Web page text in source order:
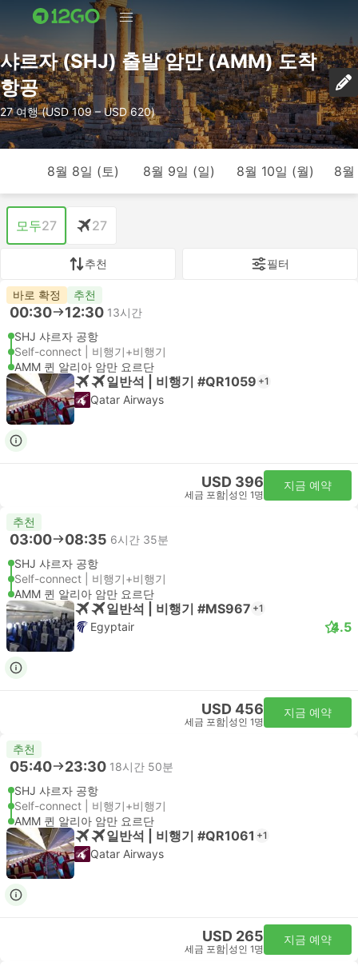
샤르자 (SHJ) 출발 암만 (AMM) 도착
항공
27 여행 (USD 109 – USD 620)
8월 8일 (토) 8월 9일 (일) 8월 10일 (월) 8월
모두27 27
추천 필터
바로 확정 추천
00:30 12:30 13시간
SHJ 샤르자 공항
Self-connect | 비행기+비행기
AMM 퀸 알리아 암만 요르단
일반석 | 비행기 #QR1059 +1
Qatar Airways
USD 396
세금 포함 성인 1명
지금 예약
추천
03:00 08:35 6시간 35분
SHJ 샤르자 공항
Self-connect | 비행기+비행기
AMM 퀸 알리아 암만 요르단
일반석 | 비행기 #MS967 +1
Egyptair 4.5
USD 456
세금 포함 성인 1명
지금 예약
추천
05:40 23:30 18시간 50분
SHJ 샤르자 공항
Self-connect | 비행기+비행기
AMM 퀸 알리아 암만 요르단
일반석 | 비행기 #QR1061 +1
Qatar Airways
USD 265
세금 포함 성인 1명
지금 예약